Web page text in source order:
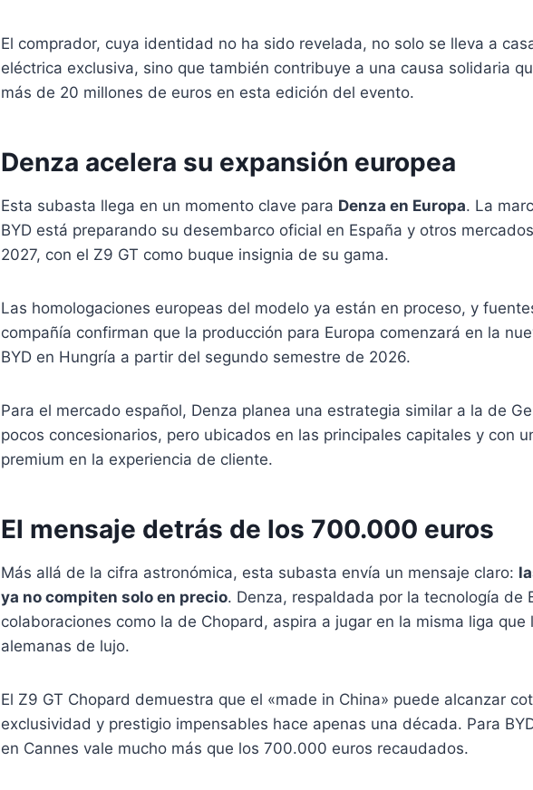
El comprador, cuya identidad no ha sido revelada, no solo se lleva a
eléctrica exclusiva, sino que también contribuye a una causa solidaria
más de 20 millones de euros en esta edición del evento.
Denza acelera su expansión europea
Esta subasta llega en un momento clave para Denza en Europa. La
BYD está preparando su desembarco oficial en España y otros
2027, con el Z9 GT como buque insignia de su gama.
Las homologaciones europeas del modelo ya están en proceso, y
compañía confirman que la producción para Europa comenzará en la
BYD en Hungría a partir del segundo semestre de 2026.
Para el mercado español, Denza planea una estrategia similar a la de
pocos concesionarios, pero ubicados en las principales capitales y con
premium en la experiencia de cliente.
El mensaje detrás de los 700.000 euros
Más allá de la cifra astronómica, esta subasta envía un mensaje claro:
ya no compiten solo en precio. Denza, respaldada por la tecnología de
colaboraciones como la de Chopard, aspira a jugar en la misma liga que
alemanas de lujo.
El Z9 GT Chopard demuestra que el «made in China» puede alcanzar
exclusividad y prestigio impensables hace apenas una década. Para
en Cannes vale mucho más que los 700.000 euros recaudados.